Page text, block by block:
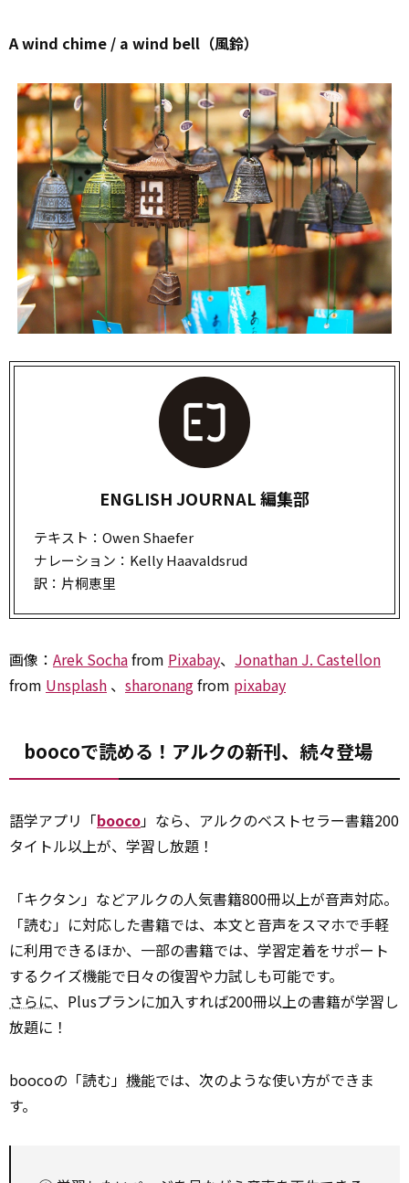
A wind chime / a wind bell（風鈴）
ENGLISH JOURNAL 編集部
テキスト：Owen Shaefer
ナレーション：Kelly Haavaldsrud
訳：片桐恵里
画像： Arek Sochafrom Pixabay、 Jonathan J. Castellon
from Unsplash 、 sharonangfrom pixabay
boocoで読める！アルクの新刊、続々登場
語学アプリ「booco」なら、アルクのベストセラー書籍200
タイトル以上が、学習し放題！
「キクタン」などアルクの人気書籍800冊以上が音声対応。
「読む」に対応した書籍では、本文と音声をスマホで手軽
に利用できるほか、一部の書籍では、学習定着をサポート
するクイズ機能で日々の復習や力試しも可能です。
さらに、Plusプランに加入すれば200冊以上の書籍が学習し
放題に！
boocoの「読む」 機能では、次のような使い方ができま
す。